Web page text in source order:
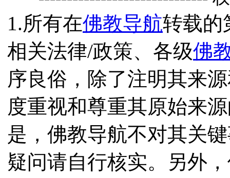
1.所有在佛教导航转载的
相关法律/政策、各级佛
序良俗，除了注明其来
度重视和尊重其原始来
是，佛教导航不对其关
疑问请自行核实。另外